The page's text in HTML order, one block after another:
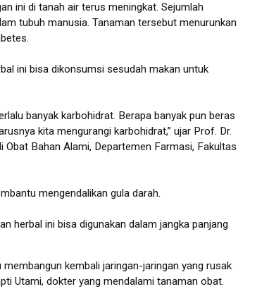
ini di tanah air terus meningkat. Sejumlah
tubuh manusia. Tanaman tersebut menurunkan
ini bisa dikonsumsi sesudah makan untuk
banyak karbohidrat. Berapa banyak pun beras
kita mengurangi karbohidrat,” ujar Prof. Dr.
Bahan Alami, Departemen Farmasi, Fakultas
mengendalikan gula darah.
herbal ini bisa digunakan dalam jangka panjang
kembali jaringan-jaringan yang rusak
Utami, dokter yang mendalami tanaman obat.